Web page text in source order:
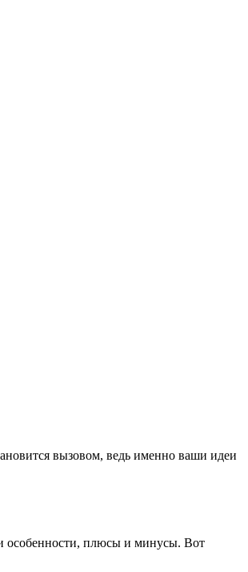
вызовом, ведь именно ваши идеи
особенности, плюсы и минусы. Вот